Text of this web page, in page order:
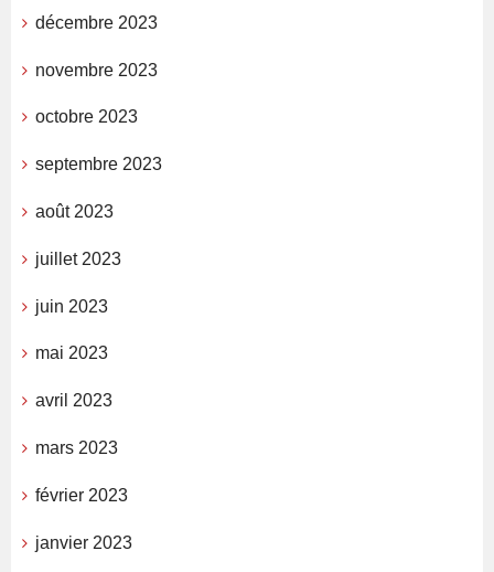
décembre 2023
novembre 2023
octobre 2023
septembre 2023
août 2023
juillet 2023
juin 2023
mai 2023
avril 2023
mars 2023
février 2023
janvier 2023